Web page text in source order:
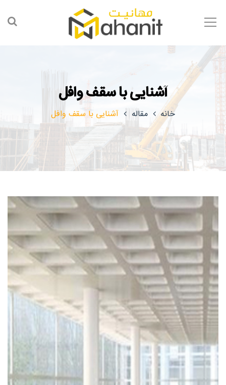
آشنایی با سقف وافل
خانه مقاله آشنایی با سقف وافل